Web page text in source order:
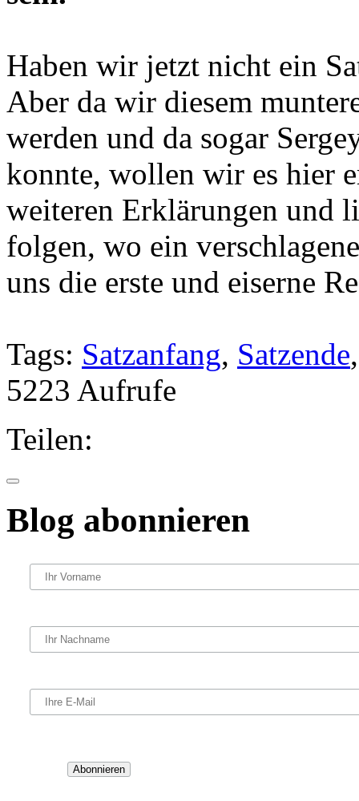
Haben wir jetzt nicht ein
Aber da wir diesem
werden und da sogar
konnte, wollen wir es hier
weiteren Erklärungen und
folgen, wo ein
uns die erste und eiserne
Tags: Satzanfang, Satzende
5223 Aufrufe
Teilen:
Blog abonnieren